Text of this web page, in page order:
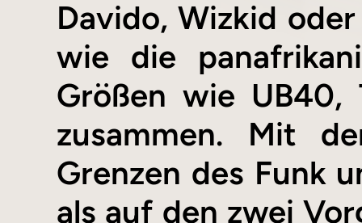
Davido, Wizkid
wie die
Größen wie UB40,
zusammen. Mit
Grenzen des Funk
als auf den zwei